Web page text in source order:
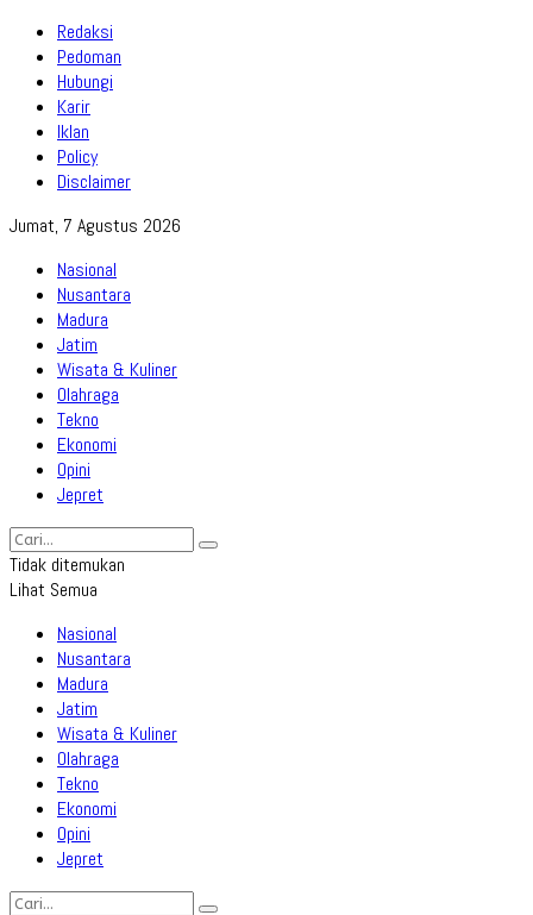
Redaksi
Pedoman
Hubungi
Karir
Iklan
Policy
Disclaimer
Jumat, 7 Agustus 2026
Nasional
Nusantara
Madura
Jatim
Wisata & Kuliner
Olahraga
Tekno
Ekonomi
Opini
Jepret
Tidak ditemukan
Lihat Semua
Nasional
Nusantara
Madura
Jatim
Wisata & Kuliner
Olahraga
Tekno
Ekonomi
Opini
Jepret